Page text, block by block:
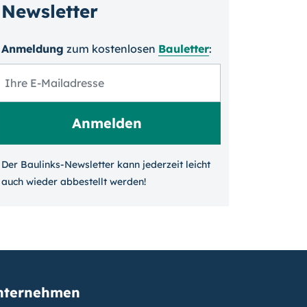
Newsletter
Anmeldung zum kosten­losen Bauletter:
Der Baulinks-Newsletter kann jeder­zeit leicht
auch wieder ab­bestellt werden!